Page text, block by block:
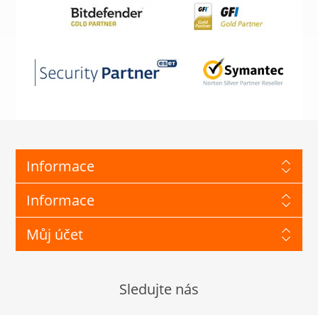
Informace
Informace
Můj účet
Sledujte nás